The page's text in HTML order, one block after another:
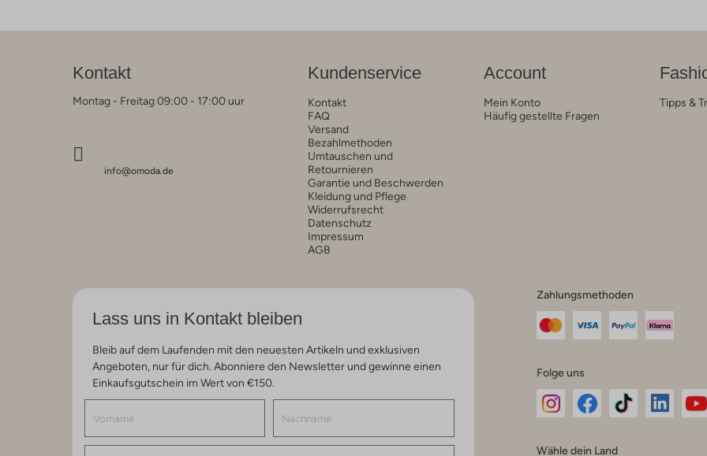
Kontakt
Montag - Freitag 09:00 - 17:00 uur
info@omoda.de
Kundenservice
Kontakt
FAQ
Versand
Bezahlmethoden
Umtauschen und
Retournieren
Garantie und Beschwerden
Kleidung und Pflege
Widerrufsrecht
Datenschutz
Impressum
AGB
Account
Mein Konto
Häufig gestellte Fragen
Tipps &
Lass uns in Kontakt bleiben
Bleib auf dem Laufenden mit den neuesten Artikeln und exklusiven
Angeboten, nur für dich. Abonniere den Newsletter und gewinne einen
Einkaufsgutschein im Wert von €150.
Zahlungsmethoden
Folge uns
Wähle dein Land